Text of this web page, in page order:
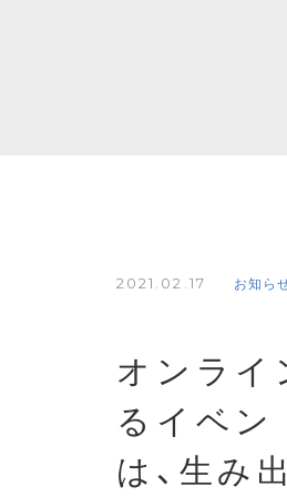
2021.02.17 お知ら
オンラ
るイベ
は、生み